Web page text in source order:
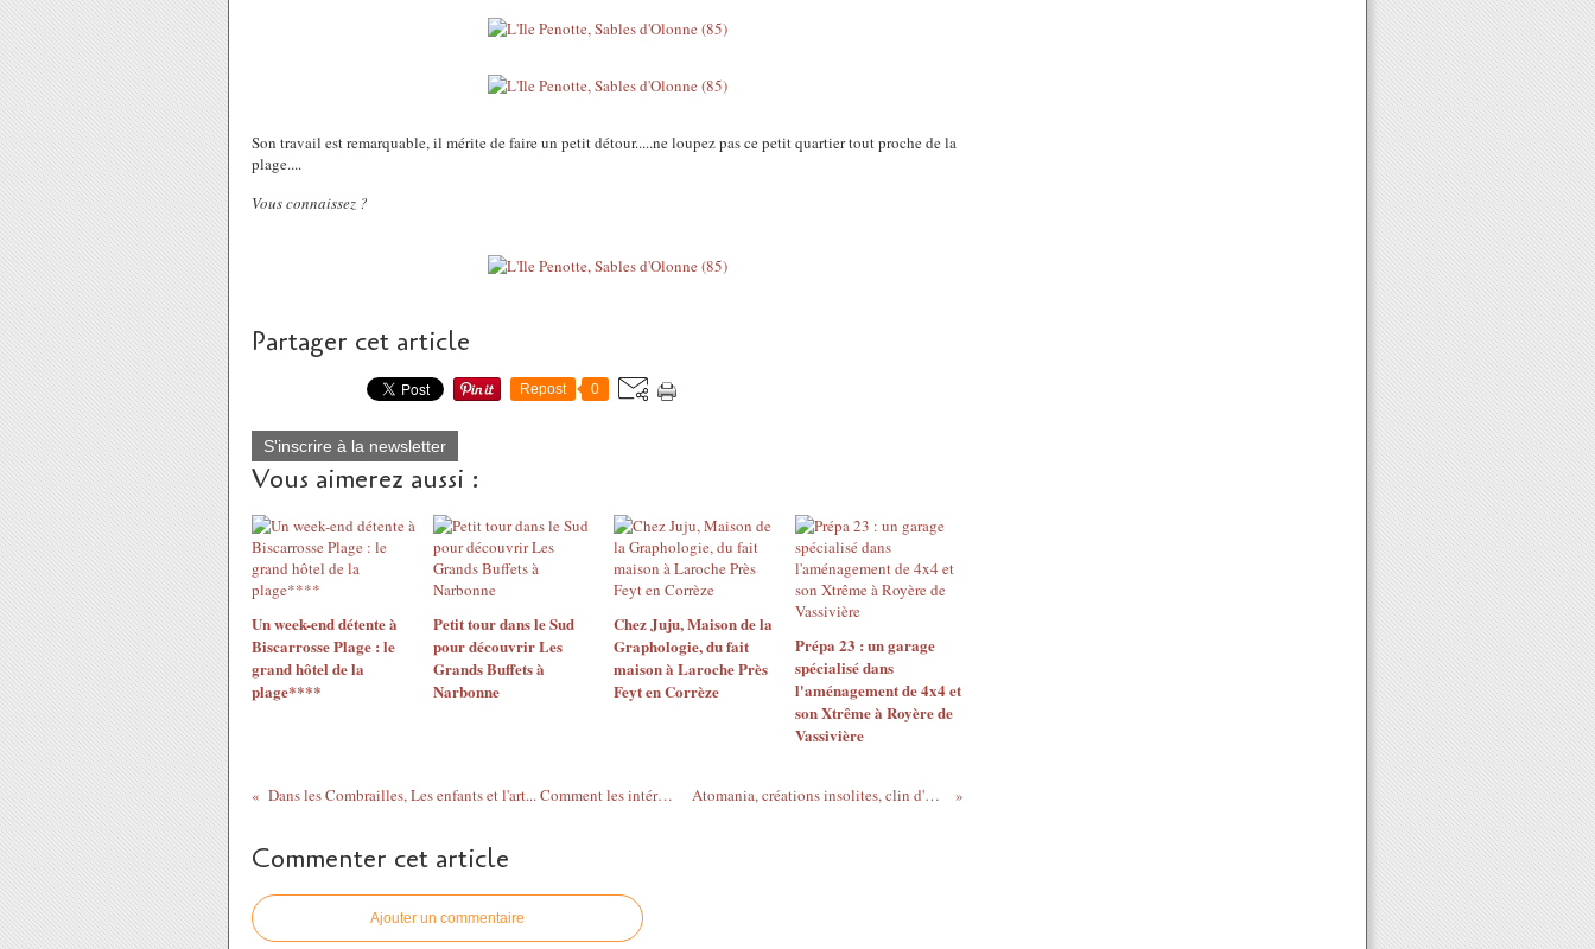
Son travail est remarquable, il mérite de faire un petit détour.....ne loupez pas ce petit quartier tout proche de la
plage....
Vous connaissez ?
Partager cet article
Repost 0
S'inscrire à la newsletter
Vous aimerez aussi :
Un week-end détente à
Biscarrosse Plage : le
grand hôtel de la
plage****
Petit tour dans le Sud
pour découvrir Les
Grands Buffets à
Narbonne
Chez Juju, Maison de la
Graphologie, du fait
maison à Laroche Près
Feyt en Corrèze
Prépa 23 : un garage
spécialisé dans
l'aménagement de 4x4 et
son Xtrême à Royère de
Vassivière
Dans les Combrailles, Les enfants et l'art... Comment les intéresser ? Atomania, créations insolites, clin d'oeil 8
Commenter cet article
Ajouter un commentaire